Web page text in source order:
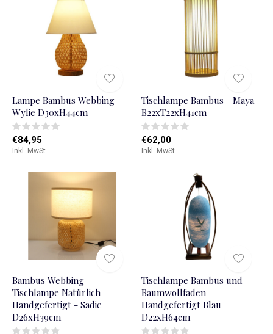
Lampe Bambus Webbing -
Wylie D30xH44cm
€84,95
Inkl. MwSt.
Tischlampe Bambus - Maya
B22xT22xH41cm
€62,00
Inkl. MwSt.
Bambus Webbing
Tischlampe Natürlich
Handgefertigt - Sadie
D26xH39cm
Tischlampe Bambus und
Baumwollfaden
Handgefertigt Blau
D22xH64cm